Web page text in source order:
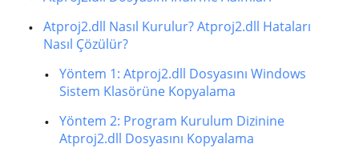
Atproj2.dll Nasıl Kurulur? Atproj2.dll Hataları
Nasıl Çözülür?
Yöntem 1: Atproj2.dll Dosyasını Windows
Sistem Klasörüne Kopyalama
Yöntem 2: Program Kurulum Dizinine
Atproj2.dll Dosyasını Kopyalama